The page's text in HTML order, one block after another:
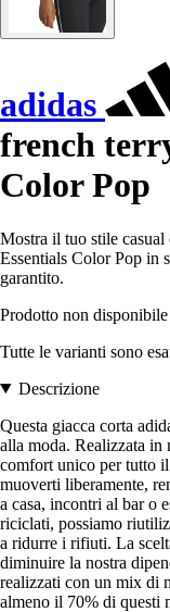
adidas
french
Color Pop
Mostra il tuo stile
Essentials Color Pop in
garantito.
Prodotto non disponibile
Tutte le varianti sono
Descrizione
Questa giacca corta
alla moda. Realizzata in
comfort unico per tutto
muoverti liberamente,
a casa, incontri al bar o
riciclati, possiamo
a ridurre i rifiuti. La
diminuire la nostra
realizzati con un mix di
almeno il 70% di questi